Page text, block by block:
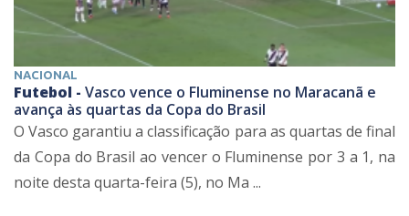
NACIONAL
Futebol - Vasco vence o Fluminense no Maracanã e
avança às quartas da Copa do Brasil
O Vasco garantiu a classificação para as quartas de final
da Copa do Brasil ao vencer o Fluminense por 3 a 1, na
noite desta quarta-feira (5), no Ma ...